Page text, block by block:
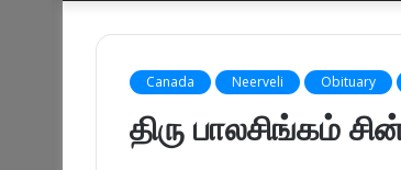
Canada Neerveli Obituary
திரு பாலசிங்கம்